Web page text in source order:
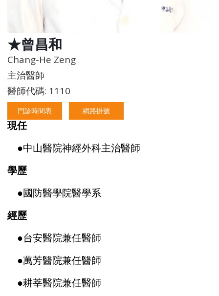
★曾昌和
Chang-He Zeng
主治醫師
醫師代碼: 1110
門診時間表 網路掛號
現任
●中山醫院神經外科主治醫師
學歷
●國防醫學院醫學系
經歷
●台安醫院兼任醫師
●萬芳醫院兼任醫師
●耕莘醫院兼任醫師